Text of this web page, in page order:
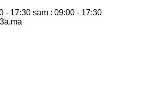
- 17:30 sam : 09:00 - 17:30